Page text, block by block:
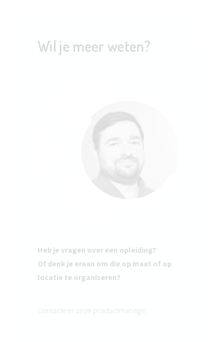
Wil je meer weten?
Heb je vragen over een opleiding?
Of denk je eraan om die op maat of op
locatie te organiseren?
Contacteer onze productmanager